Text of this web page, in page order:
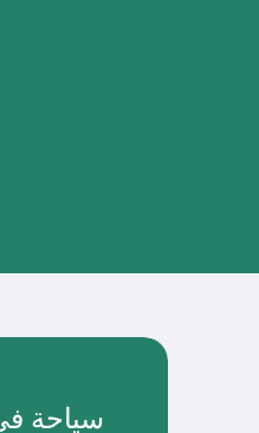
سياحة